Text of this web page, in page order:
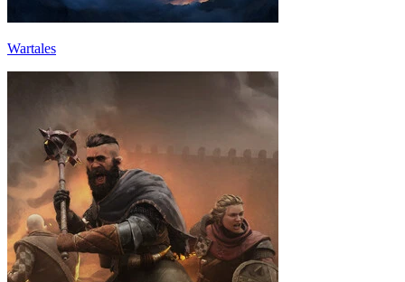
Wartales